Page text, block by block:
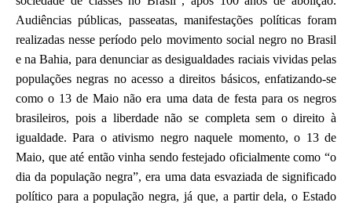
Audiências públicas, passeatas, manifestações políticas foram
realizadas nesse período pelo movimento social negro no Brasil
e na Bahia, para denunciar as desigualdades raciais vividas pelas
populações negras no acesso a direitos básicos, enfatizando-se
como o 13 de Maio não era uma data de festa para os negros
brasileiros, pois a liberdade não se completa sem o direito à
igualdade. Para o ativismo negro naquele momento, o 13 de
Maio, que até então vinha sendo festejado oficialmente como “o
dia da população negra”, era uma data esvaziada de significado
político para a população negra, já que, a partir dela, o Estado